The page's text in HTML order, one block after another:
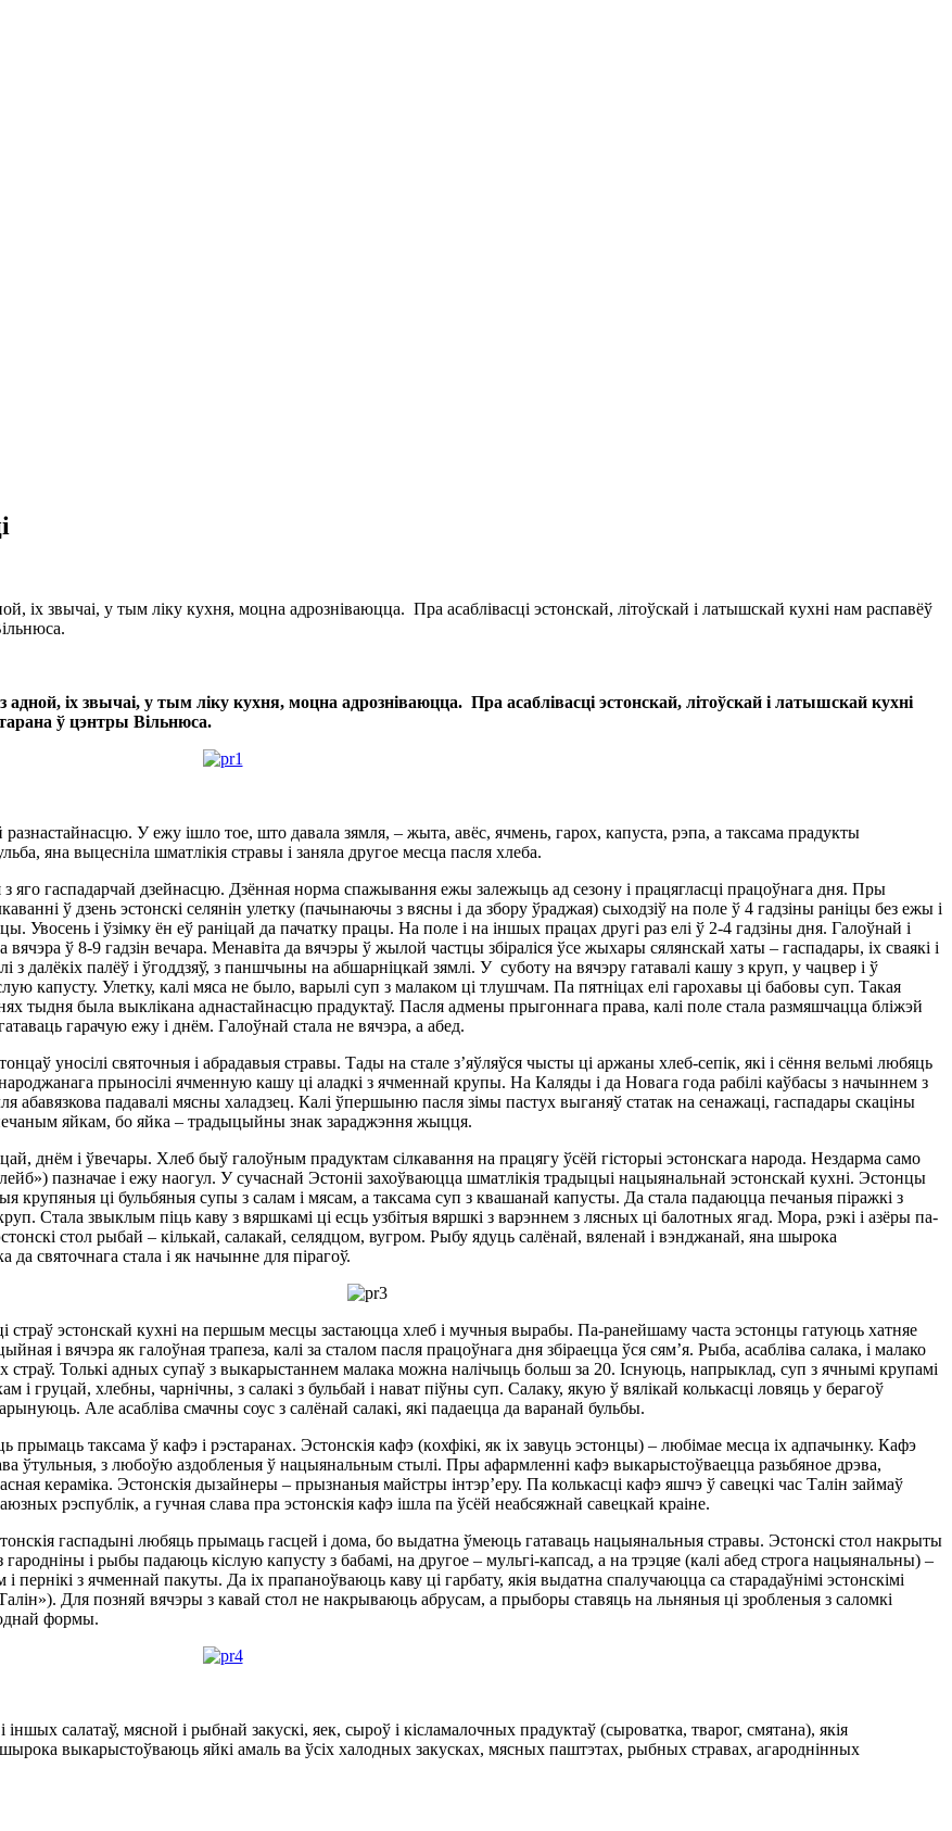
іх звычаі, у тым ліку кухня, моцна адрозніваюцца. Пра асаблівасці эстонскай, літоўскай і латышскай кухні нам распавёў
іх звычаі, у тым ліку кухня, моцна адрозніваюцца. Пра асаблівасці эстонскай, літоўскай і латышскай кухні
ў цэнтры Вільнюса.
разнастайнасцю. У ежу ішло тое, што давала зямля, – жыта, авёс, ячмень, гарох, капуста, рэпа, а таксама прадукты
яна выцесніла шматлікія стравы і заняла другое месца пасля хлеба.
яго гаспадарчай дзейнасцю. Дзённая норма спажывання ежы залежыць ад сезону і працягласці працоўнага дня. Пры
ў дзень эстонскі селянін улетку (пачынаючы з вясны і да збору ўраджая) сыходзіў на поле ў 4 гадзіны раніцы без ежы і
Увосень і ўзімку ён еў раніцай да пачатку працы. На поле і на іншых працах другі раз елі ў 2-4 гадзіны дня. Галоўнай і
ў 8-9 гадзін вечара. Менавіта да вячэры ў жылой частцы збіраліся ўсе жыхары сялянскай хаты – гаспадары, іх сваякі і
з далёкіх палёў і ўгоддзяў, з паншчыны на абшарніцкай зямлі. У суботу на вячэру гатавалі кашу з круп, у чацвер і ў
капусту. Улетку, калі мяса не было, варылі суп з малаком ці тлушчам. Па пятніцах елі гарохавы ці бабовы суп. Такая
тыдня была выклікана аднастайнасцю прадуктаў. Пасля адмены прыгоннага права, калі поле стала размяшчацца бліжэй
гарачую ежу і днём. Галоўнай стала не вячэра, а абед.
уносілі святочныя і абрадавыя стравы. Тады на стале з’яўляўся чысты ці аржаны хлеб-сепік, які і сёння вельмі любяць
прыносілі ячменную кашу ці аладкі з ячменнай крупы. На Каляды і да Новага года рабілі каўбасы з начыннем з
абавязкова падавалі мясны халадзец. Калі ўпершыню пасля зімы пастух выганяў статак на сенажаці, гаспадары скаціны
яйкам, бо яйка – традыцыйны знак зараджэння жыцця.
днём і ўвечары. Хлеб быў галоўным прадуктам сілкавання на працягу ўсёй гісторыі эстонскага народа. Нездарма само
пазначае і ежу наогул. У сучаснай Эстоніі захоўваюцца шматлікія традыцыі нацыянальнай эстонскай кухні. Эстонцы
крупяныя ці бульбяныя супы з салам і мясам, а таксама суп з квашанай капусты. Да стала падаюцца печаныя піражкі з
Стала звыклым піць каву з вяршкамі ці есць узбітыя вяршкі з варэннем з лясных ці балотных ягад. Мора, рэкі і азёры па-
стол рыбай – кількай, салакай, селядцом, вугром. Рыбу ядуць салёнай, вяленай і вэнджанай, яна шырока
да святочнага стала і як начынне для пірагоў.
страў эстонскай кухні на першым месцы застаюцца хлеб і мучныя вырабы. Па-ранейшаму часта эстонцы гатуюць хатняе
і вячэра як галоўная трапеза, калі за сталом пасля працоўнага дня збіраецца ўся сям’я. Рыба, асабліва салака, і малако
страў. Толькі адных супаў з выкарыстаннем малака можна налічыць больш за 20. Існуюць, напрыклад, суп з ячнымі крупамі
і груцай, хлебны, чарнічны, з салакі з бульбай і нават піўны суп. Салаку, якую ў вялікай колькасці ловяць у берагоў
Але асабліва смачны соус з салёнай салакі, які падаецца да варанай бульбы.
прымаць таксама ў кафэ і рэстаранах. Эстонскія кафэ (кoхфікі, як іх завуць эстонцы) – любімае месца іх адпачынку. Кафэ
ўтульныя, з любоўю аздобленыя ў нацыянальным стылі. Пры афармленні кафэ выкарыстоўваецца разьбяное дрэва,
кераміка. Эстонскія дызайнеры – прызнаныя майстры інтэр’еру. Па колькасці кафэ яшчэ ў савецкі час Талін займаў
рэспублік, а гучная слава пра эстонскія кафэ ішла па ўсёй неабсяжнай савецкай краіне.
гаспадыні любяць прымаць гасцей і дома, бо выдатна ўмеюць гатаваць нацыянальныя стравы. Эстонскі стол накрыты
і рыбы падаюць кіслую капусту з бабамі, на другое – мyльгі-кaпсад, а на трэцяе (калі абед строга нацыянальны) –
пернікі з ячменнай пакуты. Да іх прапаноўваюць каву ці гарбату, якія выдатна спалучаюцца са старадаўнімі эстонскімі
Для позняй вячэры з кавай стол не накрываюць абрусам, а прыборы ставяць на льняныя ці зробленыя з саломкі
формы.
салатаў, мясной і рыбнай закускі, яек, сыроў і кісламалочных прадуктаў (сыроватка, тварог, смятана), якія
выкарыстоўваюць яйкі амаль ва ўсіх халодных закусках, мясных паштэтах, рыбных стравах, агароднінных